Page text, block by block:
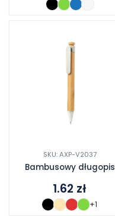
SKU: AXP-V2037
Bambusowy długopis
1.62 zł
+1